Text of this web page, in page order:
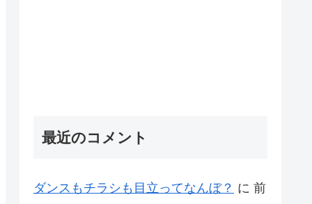
最近のコメント
ダンスもチラシも目立ってなんぼ？ に 前